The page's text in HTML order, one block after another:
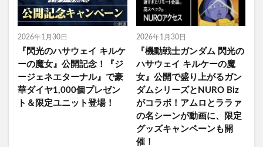
2026年1月30日
『閃光のハサウェイ キルケ
ーの魔女』公開記念！『ジ
ージェネエターナル』で豪
華ダイヤ1,000個プレゼン
ト＆限定ユニット登場！
2026年1月30日
『機動戦士ガンダム 閃光の
ハサウェイ キルケーの魔
女』公開で盛り上がるガン
ダムシリーズとNURO Biz
がコラボ！アムロとララァ
の名シーンが動画に、限定
グッズキャンペーンも開
催！